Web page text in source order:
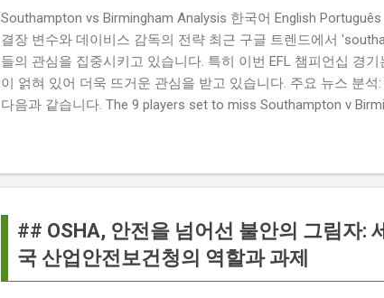
Southampton vs Birmingham Analysis 한국어 English
결장 변수와 데이비스 감독의 전략 최근 구글 트렌드에서
들의 관심을 집중시키고 있습니다. 특히 이번 EFL 챔피언십 경
이 얽혀 있어 더욱 뜨거운 관심을 받고 있습니다. 주요 뉴스 분
다음과 같습니다. The 9 players set to miss Southampton v
경기 당일 실시간 스코어 업데이트를 제공하는 뉴스로, 팬들의
boss says his side have to try to "be themselves" away from
팀 고유의 색깔을 유지하는 것이 중요하다고 강조했습니다. ...
## OSHA, 안전을 넘어선 불안의 그림자:
국 산업안전보건청의 역할과 과제